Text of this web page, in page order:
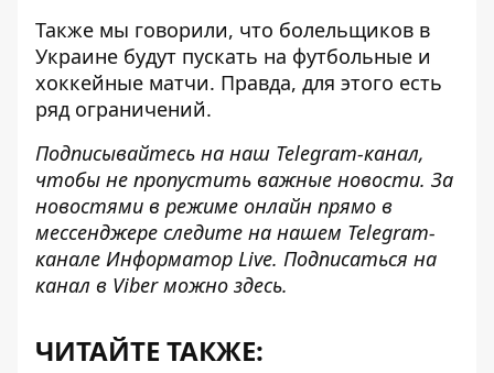
Также мы говорили, что болельщиков в
Украине будут пускать на футбольные и
хоккейные матчи. Правда, для этого есть
ряд ограничений.
Подписывайтесь на наш Telegram-канал,
чтобы не пропустить важные новости. За
новостями в режиме онлайн прямо в
мессенджере следите на нашем Telegram-
канале Информатор Live. Подписаться на
канал в Viber можно здесь.
ЧИТАЙТЕ ТАКЖЕ: